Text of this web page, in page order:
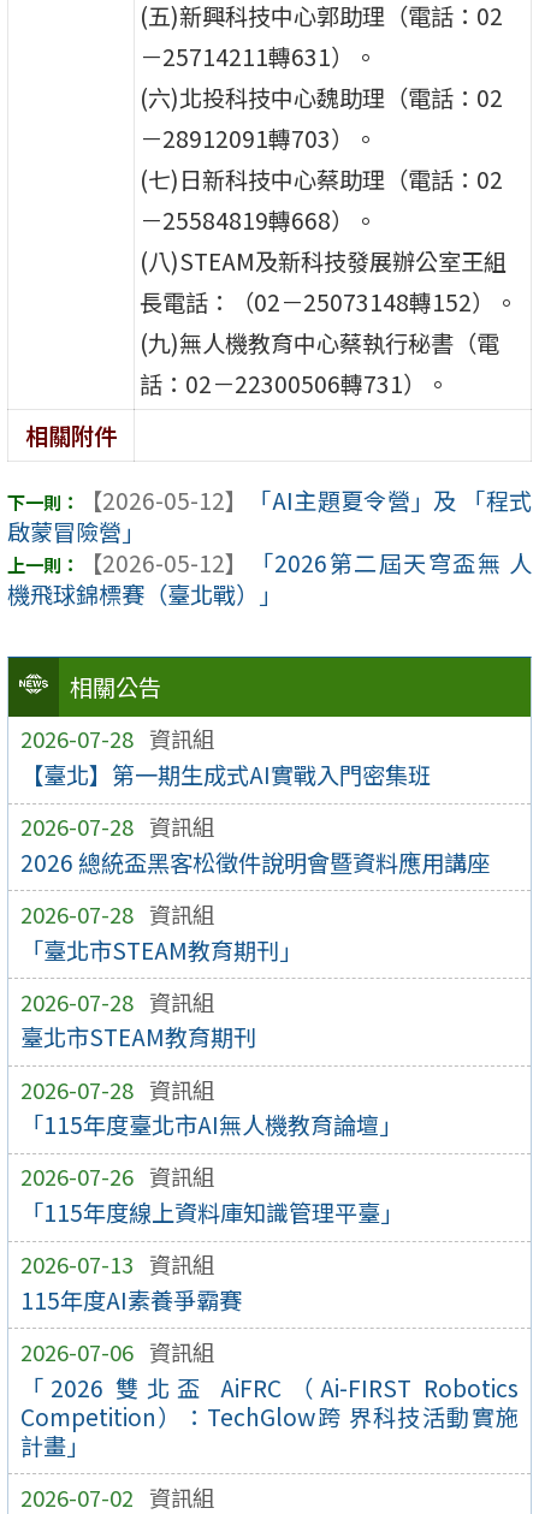
相關公告
2026-07-28 資訊組
【臺北】第一期生成式AI實戰入門密集班
2026-07-28 資訊組
2026 總統盃黑客松徵件說明會暨資料應用講座
2026-07-28 資訊組
「臺北市STEAM教育期刊」
2026-07-28 資訊組
臺北市STEAM教育期刊
2026-07-28 資訊組
「115年度臺北市AI無人機教育論壇」
2026-07-26 資訊組
「115年度線上資料庫知識管理平臺」
2026-07-13 資訊組
115年度AI素養爭霸賽
2026-07-06 資訊組
「2026 雙北盃 AiFRC（Ai-FIRST Robotics
Competition）：TechGlow跨 界科技活動實施
計畫」
2026-07-02 資訊組
(五)新興科技中心郭助理（電話：02
－25714211轉631）。
(六)北投科技中心魏助理（電話：02
－28912091轉703）。
(七)日新科技中心蔡助理（電話：02
－25584819轉668）。
(八)STEAM及新科技發展辦公室王組
長電話：（02－25073148轉152）。
(九)無人機教育中心蔡執行秘書（電
話：02－22300506轉731）。
相關附件
【2026-05-12】
「AI主題夏令營」及 「程式
啟蒙冒險營」
【2026-05-12】
「2026第二屆天穹盃無 人
機飛球錦標賽（臺北戰）」